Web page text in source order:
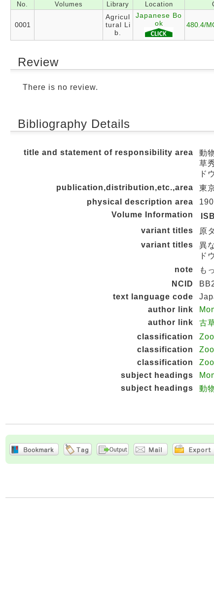
No. Volumes Library Location
0001
Agricul
tural Li
b.
Japanese Bo
ok
480.4/
Review
There is no review.
Bibliography Details
title and statement of responsibility area
動
草
ド
publication,distribution,etc.,area
東
physical description area
Volume Information
variant titles
原
variant titles
異
ド
note
も
NCID
text language code
author link
author link
古
classification
classification
classification
subject headings
subject headings
動